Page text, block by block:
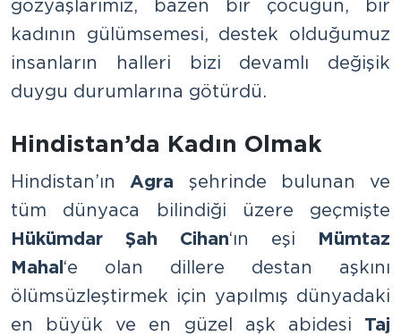
gözyaşlarımız, bazen bir çocuğun, bir
kadının gülümsemesi, destek olduğumuz
insanların halleri bizi devamlı değişik
duygu durumlarına götürdü.
Hindistan’da Kadın Olmak
Hindistan’ınAgra şehrinde bulunan ve
tüm dünyaca bilindiği üzere geçmişte
Hükümdar Şah Cihan‘ın eşi Mümtaz
Mahal‘e olan dillere destan aşkını
ölümsüzleştirmek için yapılmış dünyadaki
en büyük ve en güzel aşk abidesi Taj